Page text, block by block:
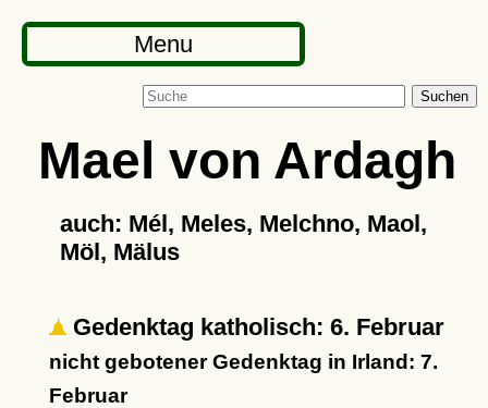
Menu
Suchen
Mael von Ardagh
auch: Mél, Meles, Melchno, Maol,
Möl, Mälus
Gedenktag katholisch: 6. Februar
nicht gebotener Gedenktag in Irland: 7.
Februar